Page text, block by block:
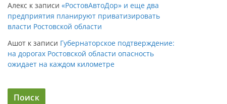
Алекс к записи «РостовАвтоДор» и еще два
предприятия планируют приватизировать
власти Ростовской области
Ашот к записи Губернаторское подтверждение:
на дорогах Ростовской области опасность
ожидает на каждом километре
Поиск